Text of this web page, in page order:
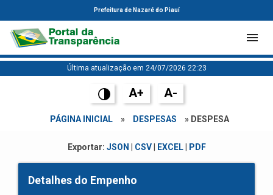
Prefeitura de Nazaré do Piauí
Última atualização em 24/07/2026 22:23
A+ A-
PÁGINA INICIAL » DESPESAS » DESPESA
Exportar: JSON CSV| EXCEL| PDF
Detalhes do Empenho